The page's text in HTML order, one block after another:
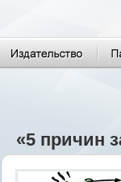
«5 причин